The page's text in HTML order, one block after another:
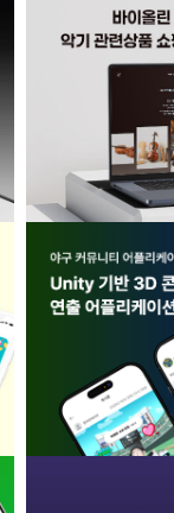
도로 안전 표지판
바이올린 구독
쇼핑을